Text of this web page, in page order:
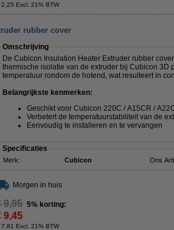
2,25 Excl. 21% BTW
rubber cover
Omschrijving
De Cubicon Insulation Heater Extruder rubber
thermische isolatie van de extruder bij Cubicon 3D
temperatuur rondom de hotend, wat resulteert in
Belangrijkste kenmerken:
Geschikt voor Cubicon 220C / A15CR /
Verbetert de temperatuurstabiliteit van de
Eenvoudig te installeren en te vervangen
Specificaties
Merk: Cubicon Ons
Morgen in huis
9,95 5% korting:
9,45
7,81 Excl. 21% BTW